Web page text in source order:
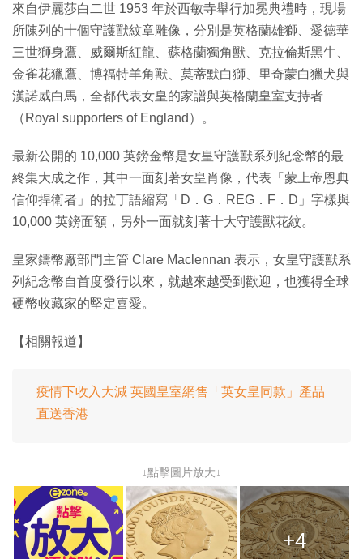
來自伊麗莎白二世 1953 年於西敏寺舉行加冕典禮時，現場
所陳列的十個守護獸紋章雕像，分別是英格蘭雄獅、愛德華
三世獅身鷹、威爾斯紅龍、蘇格蘭獨角獸、克拉倫斯黑牛、
金雀花獵鷹、博福特羊角獸、莫蒂默白獅、里奇蒙白獵犬與
漢諾威白馬，全都代表女皇的家譜與英格蘭皇室支持者
（Royal supporters of England）。
最新公開的 10,000 英鎊金幣是女皇守護獸系列紀念幣的最
終集大成之作，其中一面刻著女皇肖像，代表「蒙上帝恩典
信仰捍衛者」的拉丁語縮寫「D．G．REG．F．D」字樣與
10,000 英鎊面額，另外一面就刻著十大守護獸花紋。
皇家鑄幣廠部門主管 Clare Maclennan 表示，女皇守護獸系
列紀念幣自首度發行以來，就越來越受到歡迎，也獲得全球
硬幣收藏家的堅定喜愛。
【相關報道】
疫情下收入大減 英國皇室網售「英女皇同款」產品
直送香港
↓點擊圖片放大↓
+4